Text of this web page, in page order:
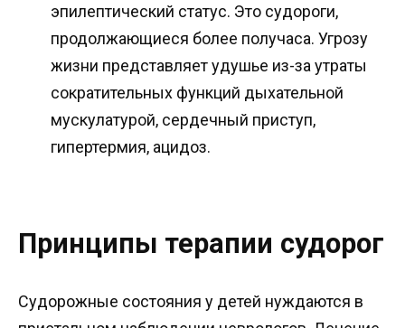
эпилептический статус. Это судороги,
продолжающиеся более получаса. Угрозу
жизни представляет удушье из-за утраты
сократительных функций дыхательной
мускулатурой, сердечный приступ,
гипертермия, ацидоз.
Принципы терапии судорог
Судорожные состояния у детей нуждаются в